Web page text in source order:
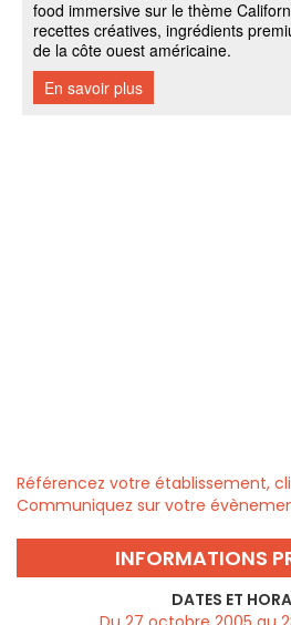
Référencez votre établissement,
Communiquez sur votre
INFORMATIONS
DATES ET